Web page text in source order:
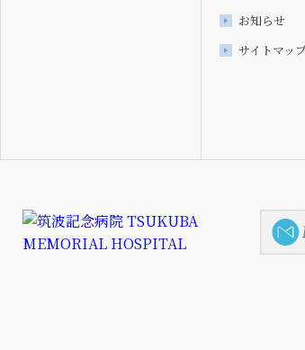
お知らせ
サイトマッ